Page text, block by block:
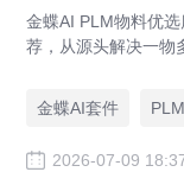
金蝶AI PLM物料优
荐，从源头解决一物
金蝶AI套件
PLM
2026-07-09